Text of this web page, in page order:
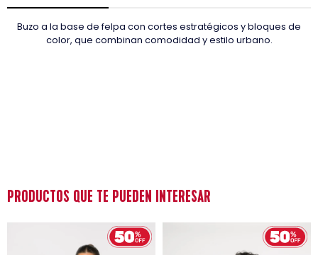
Buzo a la base de felpa con cortes estratégicos y bloques de
color, que combinan comodidad y estilo urbano.
PRODUCTOS QUE TE PUEDEN INTERESAR